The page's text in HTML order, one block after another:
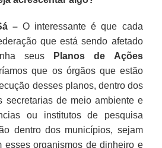
–O interessante é que cada
que está sendo afetado
seus
Planos de Ações
que os órgãos que estão
desses planos, dentro dos
secretarias de meio ambiente e
ou institutos de pesquisa
dentro dos municípios, sejam
esses organismos de dinheiro e